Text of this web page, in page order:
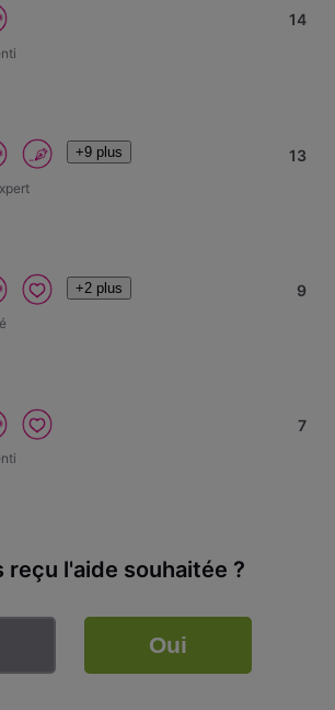
14
+9 plus 13
+2 plus 9
7
reçu l'aide souhaitée ?
Oui